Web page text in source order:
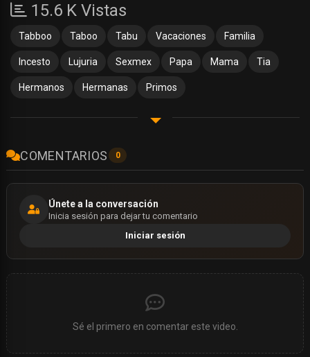
15.6 K Vistas
Tabboo Taboo Tabu Vacaciones Familia
Incesto Lujuria Sexmex Papa Mama Tia
Hermanos Hermanas Primos
COMENTARIOS 0
Únete a la conversación
Inicia sesión para dejar tu comentario
Iniciar sesión
Sé el primero en comentar este video.